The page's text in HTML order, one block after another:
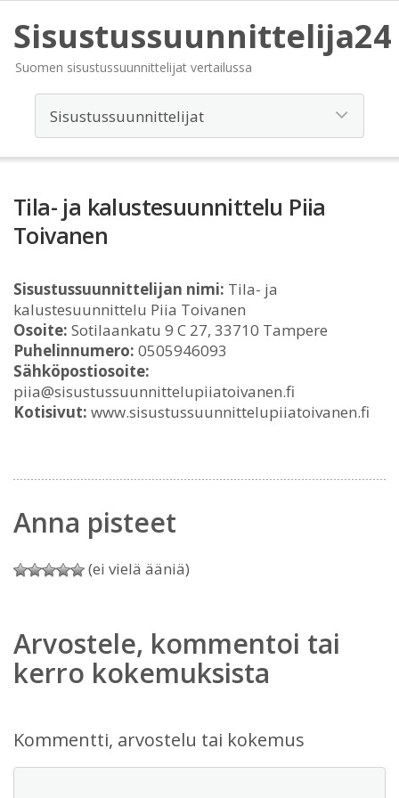
Sisustussuunnittelija24
Suomen sisustussuunnittelijat vertailussa
Tila- ja kalustesuunnittelu Piia
Toivanen
Sisustussuunnittelijan nimi: Tila- ja
kalustesuunnittelu Piia Toivanen
Osoite: Sotilaankatu 9 C 27, 33710 Tampere
Puhelinnumero: 0505946093
Sähköpostiosoite:
piia@sisustussuunnittelupiiatoivanen.fi
Kotisivut: www.sisustussuunnittelupiiatoivanen.fi
Anna pisteet
(ei vielä ääniä)
Arvostele, kommentoi tai
kerro kokemuksista
Kommentti, arvostelu tai kokemus